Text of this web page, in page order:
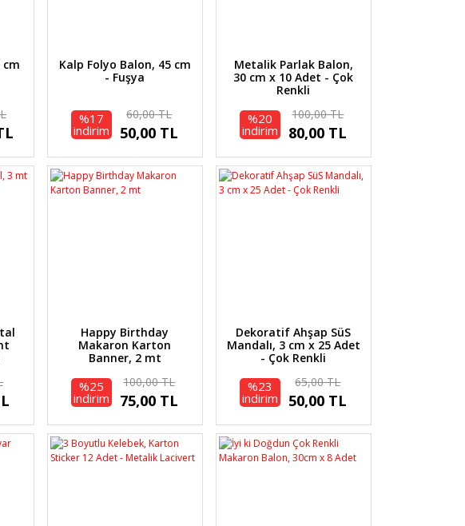
cm
Kalp Folyo Balon, 45 cm
- Fuşya
%17
indirim
60,00 TL
50,00 TL
Metalik Parlak Balon,
30 cm x 10 Adet - Çok
Renkli
%20
indirim
100,00 TL
80,00 TL
Happy Birthday
Makaron Karton
Banner, 2 mt
%25
indirim
100,00 TL
75,00 TL
Dekoratif Ahşap SüS
Mandalı, 3 cm x 25 Adet
- Çok Renkli
%23
indirim
65,00 TL
50,00 TL